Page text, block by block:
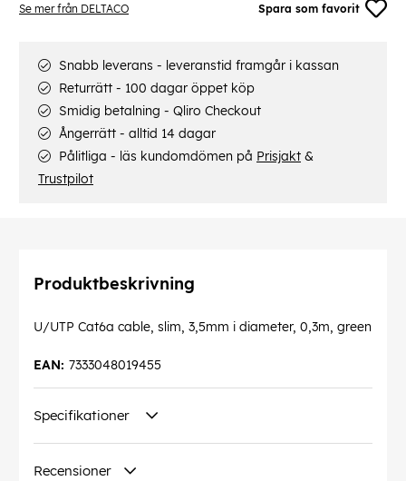
Se mer från DELTACO Spara som favorit
Snabb leverans - leveranstid framgår i kassan
Returrätt - 100 dagar öppet köp
Smidig betalning - Qliro Checkout
Ångerrätt - alltid 14 dagar
Pålitliga - läs kundomdömen på Prisjakt &
Trustpilot
Produktbeskrivning
U/UTP Cat6a cable, slim, 3,5mm i diameter, 0,3m, green
7333048019455
EAN:
Specifikationer
Recensioner